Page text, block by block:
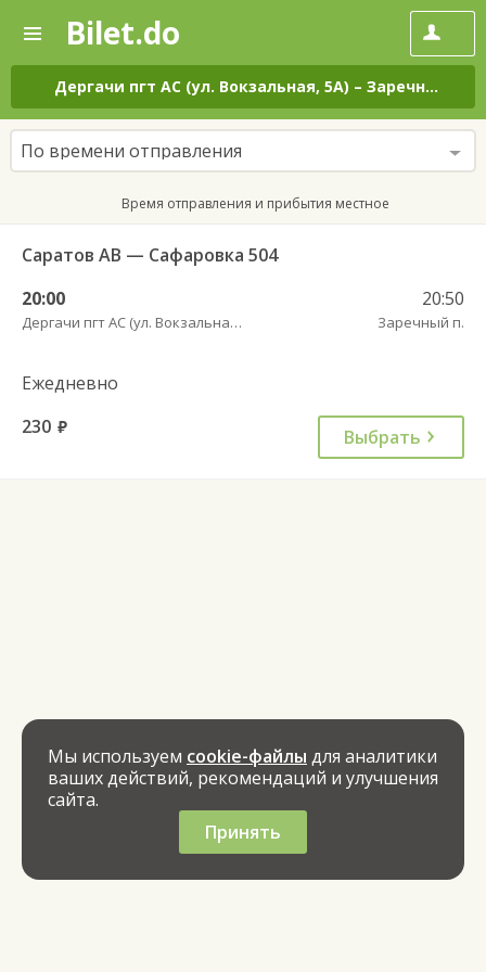
—
Поиск
и
покупка
билетов
на
автобус
онлайн
Bilet.do
Дергачи пгт АС (ул. Вокзальная, 5А) – Заречный п.
По времени отправления
Время отправления и прибытия местное
Саратов АВ — Сафаровка 504
20:00
Дергачи пгт АС (ул. Вокзальная, 5А)
20:50
Заречный п.
Ежедневно
230 руб. Выбрать
Мы используем cookie-файлы для аналитики
ваших действий, рекомендаций и улучшения
сайта.
Принять